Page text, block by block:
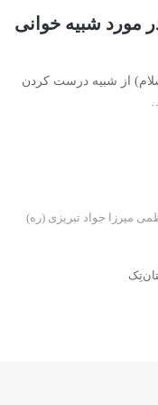
مورد شبیه خوانی
از شبيه درست كردن
میرزا جواد تبریزی (ره)